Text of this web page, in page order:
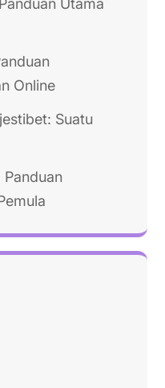
Utama
Online
Suatu